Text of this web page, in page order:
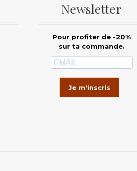
Newsletter
Pour profiter de -20%
sur ta commande.
Je m'inscris